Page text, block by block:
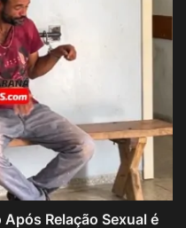
Relação Sexual é